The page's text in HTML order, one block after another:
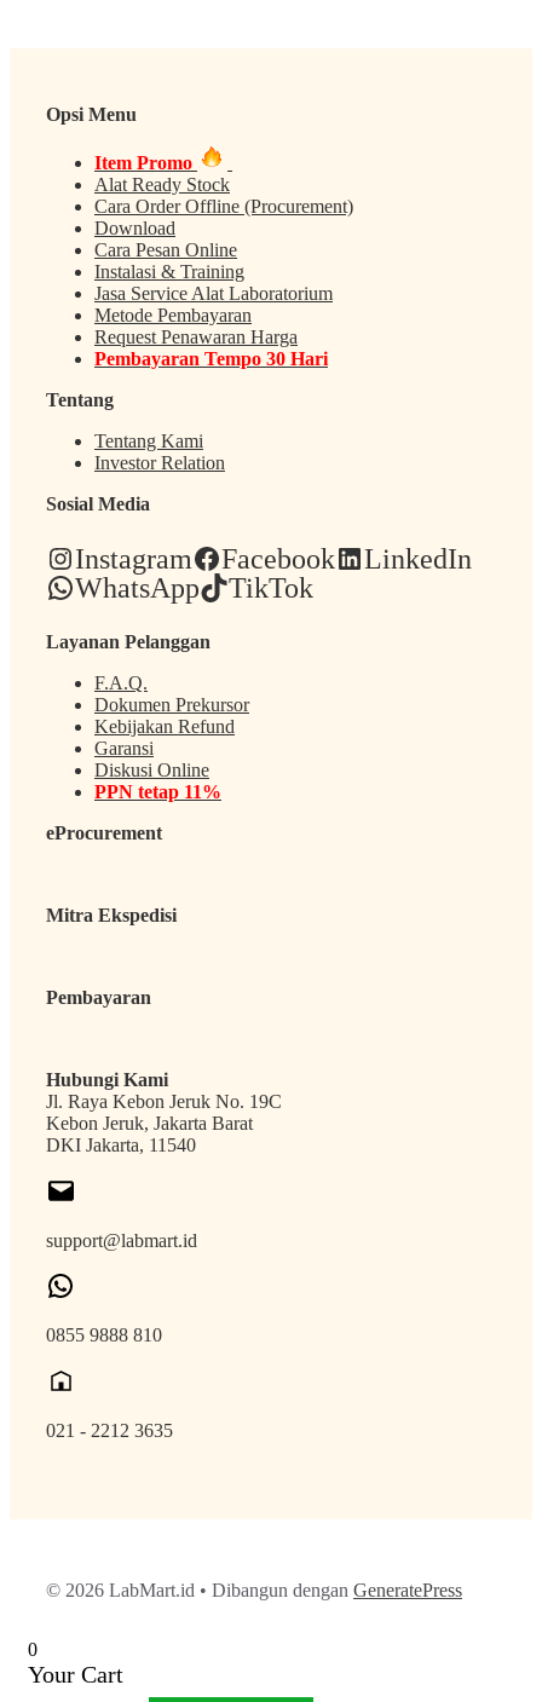
Opsi Menu
Item Promo
Alat Ready Stock
Cara Order Offline (Procurement)
Download
Cara Pesan Online
Instalasi & Training
Jasa Service Alat Laboratorium
Metode Pembayaran
Request Penawaran Harga
Pembayaran Tempo 30 Hari
Tentang
Tentang Kami
Investor Relation
Sosial Media
Instagram Facebook
LinkedIn
WhatsApp
TikTok
Layanan Pelanggan
F.A.Q.
Dokumen Prekursor
Kebijakan Refund
Garansi
Diskusi Online
PPN tetap 11%
eProcurement
Mitra Ekspedisi
Pembayaran
Hubungi Kami
Jl. Raya Kebon Jeruk No. 19C
Kebon Jeruk, Jakarta Barat
DKI Jakarta, 11540
support@labmart.id
0855 9888 810
021 - 2212 3635
© 2026 LabMart.id • Dibangun dengan GeneratePress
0
Your Cart